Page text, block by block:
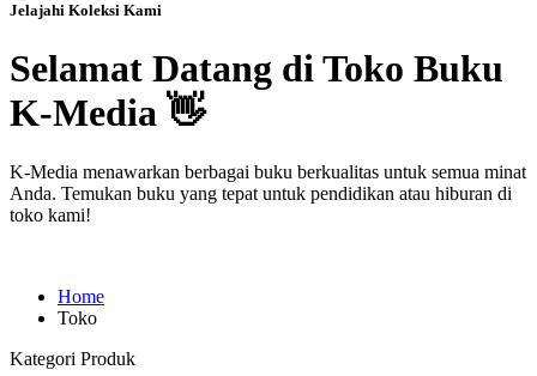
Jelajahi Koleksi Kami
Selamat Datang di Toko Buku
K-Media 👋
K-Media menawarkan berbagai buku berkualitas untuk semua minat
Anda. Temukan buku yang tepat untuk pendidikan atau hiburan di
toko kami!
Home
Toko
Kategori Produk